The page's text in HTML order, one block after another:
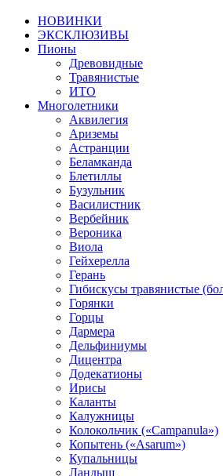
НОВИНКИ
ЭКСКЛЮЗИВЫ
Пионы
Древовидные
Травянистые
ИТО
Многолетники
Аквилегия
Ариземы
Астранции
Беламканда
Блетиллы
Бузульник
Василистник
Вербейник
Вероника
Виола
Гейхерелла
Герань
Гибискусы травянистые
Горянки
Горцы
Дармера
Дельфиниумы
Дицентра
Додекатионы
Ирисы
Каланты
Калужницы
Колокольчик («Campanula»)
Копытень («Asarum»)
Купальницы
Ландыш